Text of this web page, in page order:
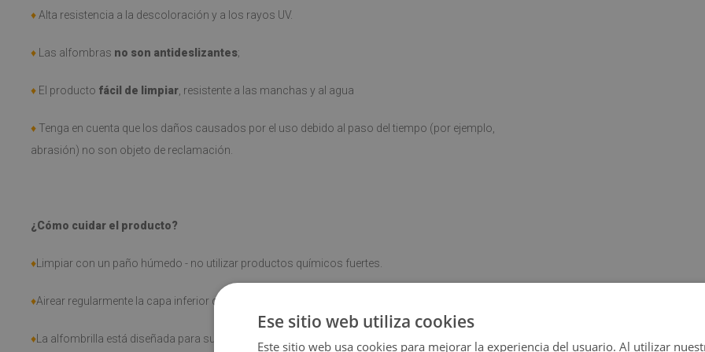
♦ Alta resistencia a la descoloración y a los rayos UV.
♦ Las alfombras no son antideslizantes;
♦ El producto fácil de limpiar , resistente a las manchas y al agua
♦ Tenga en cuenta que los daños causados por el uso debido al paso del tiempo (por ejemplo,
abrasión) no son objeto de reclamación.
¿Cómo cuidar el producto?
♦Limpiar con un paño húmedo - no utilizar productos químicos fuertes.
♦Airear regularmente la capa inferior de la alfombra.
♦La alfombrilla está diseñada para su uso en superficies duras. Si se coloca sobre una superficie
Ese sitio web utiliza cookies
Este sitio web usa cookies para mejorar la experiencia del usuario. Al utilizar